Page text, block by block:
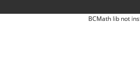
BCMath lib not